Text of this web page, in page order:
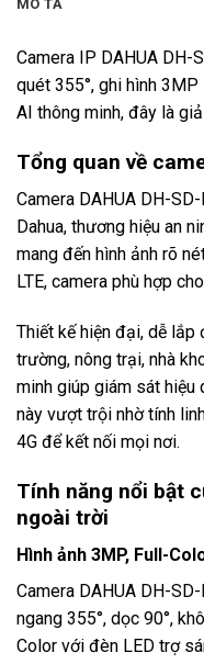
MÔ TẢ
Camera IP DAHUA DH-
quét 355°, ghi hình
AI thông minh, đây là
Tổng quan về
Camera DAHUA DH-
Dahua, thương hiệu an
mang đến hình ảnh rõ
LTE, camera phù hợp
Thiết kế hiện đại, dễ
trường, nông trại, nhà
minh giúp giám sát hiệu
này vượt trội nhờ tính
4G để kết nối mọi nơi.
Tính năng nổi bật
ngoài trời
Hình ảnh 3MP, Full-
Camera DAHUA DH-
ngang 355°, dọc 90°,
Color với đèn LED trợ